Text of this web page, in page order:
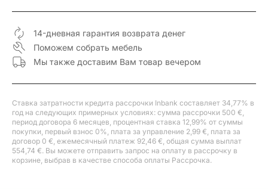
14-дневная гарантия возврата денег
Поможем собрать мебель
Мы также доставим Вам товар вечером
Ставка затратности кредита рассрочки Inbank составляет 34,77% в
год на следующих примерных условиях: сумма рассрочки 500 €,
период договора 6 месяцев, процентная ставка 12,99% от суммы
покупки, первый взнос 0%, плата за управление 2,99 €, плата за
договор 0 €, ежемесячный платеж 92,46 €, общая сумма выплат
554,74 €. Вы можете отправить запрос на оплату в рассрочку в
корзине, выбрав в качестве способа оплаты Рассрочка.